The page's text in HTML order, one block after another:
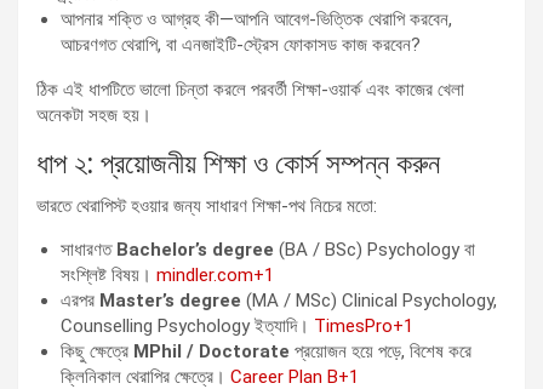
আপনার শক্তি ও আগ্রহ কী—আপনি আবেগ-ভিত্তিক থেরাপি করবেন,
আচরণগত থেরাপি, বা এনজাইটি-স্ট্রেস ফোকাসড কাজ করবেন?
ঠিক এই ধাপটিতে ভালো চিন্তা করলে পরবর্তী শিক্ষা-ওয়ার্ক এবং কাজের খেলা
অনেকটা সহজ হয়।
ধাপ ২: প্রয়োজনীয় শিক্ষা ও কোর্স সম্পন্ন করুন
ভারতে থেরাপিস্ট হওয়ার জন্য সাধারণ শিক্ষা-পথ নিচের মতো:
সাধারণত Bachelor’s degree (BA / BSc) Psychology বা
সংশ্লিষ্ট বিষয়। mindler.com+1
এরপর Master’s degree (MA / MSc) Clinical Psychology,
Counselling Psychology ইত্যাদি। TimesPro+1
কিছু ক্ষেত্রে MPhil / Doctorate প্রয়োজন হয়ে পড়ে, বিশেষ করে
ক্লিনিকাল থেরাপির ক্ষেত্রে। Career Plan B+1